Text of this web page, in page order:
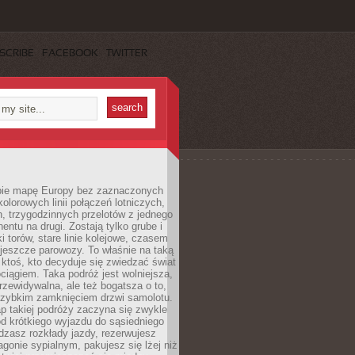
FACEBOOK TWITTER
mapę Europy bez zaznaczonych
linii połączeń lotniczych,
trzygodzinnych przelotów z jednego
na drugi. Zostają tylko grube i
torów, stare linie kolejowe, czasem
parowozy. To właśnie na taką
kto decyduje się zwiedzać świat
Taka podróż jest wolniejsza,
ale też bogatsza o to,
zamknięciem drzwi samolotu.
takiej podróży zaczyna się zwykle
krótkiego wyjazdu do sąsiedniego
rozkłady jazdy, rezerwujesz
sypialnym, pakujesz się lżej niż